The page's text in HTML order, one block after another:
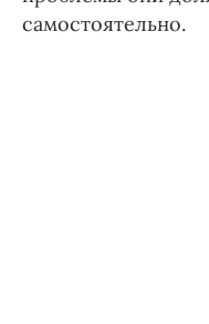
самостоятельно.